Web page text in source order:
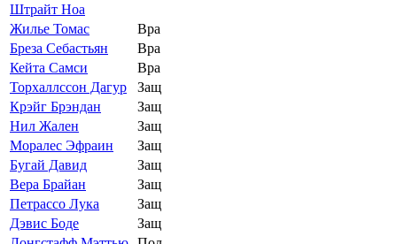
Штрайт Ноа
Жилье Томас
Вра
Бреза Себастьян
Вра
Кейта Самси
Вра
Торхаллссон Дагур
Защ
Крэйг Брэндан
Защ
Нил Жален
Защ
Моралес Эфраин
Защ
Бугай Давид
Защ
Вера Брайан
Защ
Петрассо Лука
Защ
Дэвис Боде
Защ